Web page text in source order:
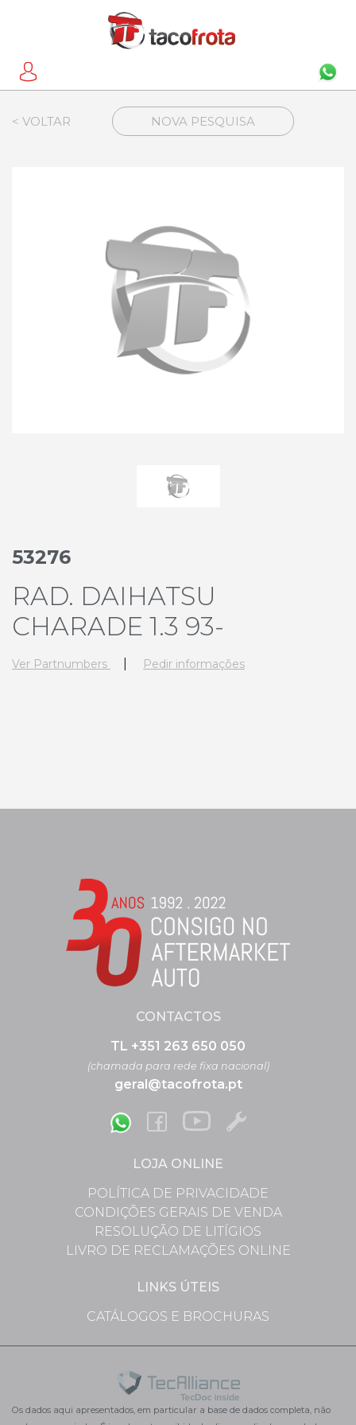
< VOLTAR NOVA PESQUISA
53276
RAD. DAIHATSU
CHARADE 1.3 93-
Ver Partnumbers Pedir informações
CONTACTOS
TL +351 263 650 050
(chamada para rede fixa nacional)
geral@tacofrota.pt
LOJA ONLINE
POLÍTICA DE PRIVACIDADE
CONDIÇÕES GERAIS DE VENDA
RESOLUÇÃO DE LITÍGIOS
LIVRO DE RECLAMAÇÕES ONLINE
LINKS ÚTEIS
CATÁLOGOS E BROCHURAS
Os dados aqui apresentados, em particular a base de dados completa, não